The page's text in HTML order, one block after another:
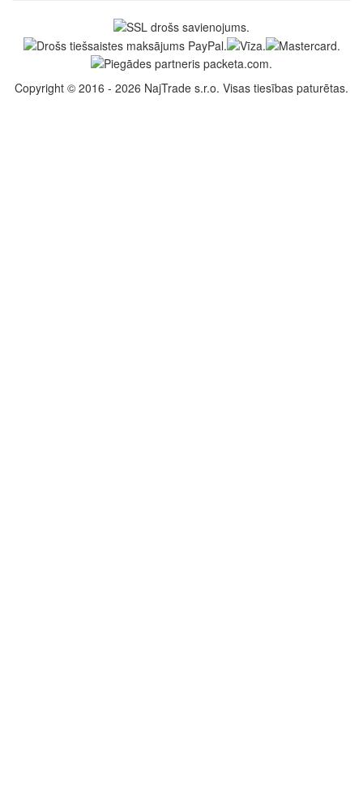
Copyright © 2016 - 2026 NajTrade s.r.o. Visas tiesības paturētas.